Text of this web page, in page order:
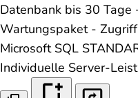
Datenbank bis 30 Tage
Wartungspaket -
Microsoft SQL
Individuelle Server-